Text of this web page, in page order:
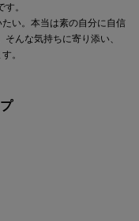
。
い。本当は素の自分に自信
んな気持ちに寄り添い、
。